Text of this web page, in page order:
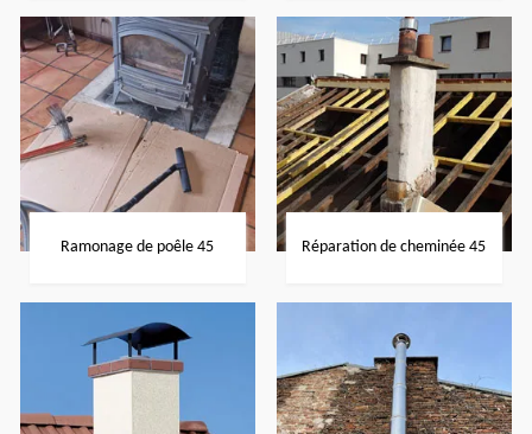
Ramonage de poêle 45 Réparation de cheminée 45